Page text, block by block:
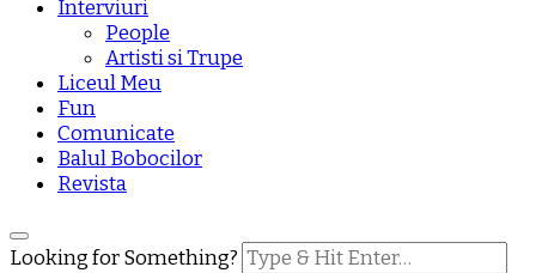
Interviuri
People
Artisti si Trupe
Liceul Meu
Fun
Comunicate
Balul Bobocilor
Revista
Looking for Something?